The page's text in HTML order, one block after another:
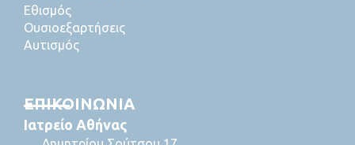
Εθισμός
Ουσιοεξαρτήσεις
Αυτισμός
ΕΠΙΚΟΙΝΩΝΙΑ
Ιατρείο Αθήνας